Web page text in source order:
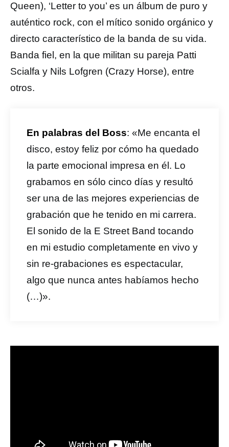
Queen), ‘Letter to you’ es un álbum de puro y
auténtico rock, con el mítico sonido orgánico y
directo característico de la banda de su vida.
Banda fiel, en la que militan su pareja Patti
Scialfa y Nils Lofgren (Crazy Horse), entre
otros.
En palabras del Boss: «Me encanta el
disco, estoy feliz por cómo ha quedado
la parte emocional impresa en él. Lo
grabamos en sólo cinco días y resultó
ser una de las mejores experiencias de
grabación que he tenido en mi carrera.
El sonido de la E Street Band tocando
en mi estudio completamente en vivo y
sin re-grabaciones es espectacular,
algo que nunca antes habíamos hecho
(…)».